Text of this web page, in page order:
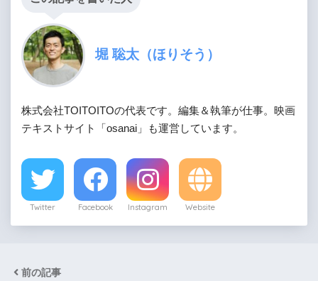
堀 聡太（ほりそう）
株式会社TOITOITOの代表です。編集＆執筆が仕事。映画
テキストサイト「osanai」も運営しています。
Twitter Facebook Instagram Website
前の記事